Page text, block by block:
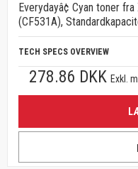
Everydayâ¢ Cyan toner
(CF531A),
TECH SPECS OVERVIEW
278.86 DKK Exkl.